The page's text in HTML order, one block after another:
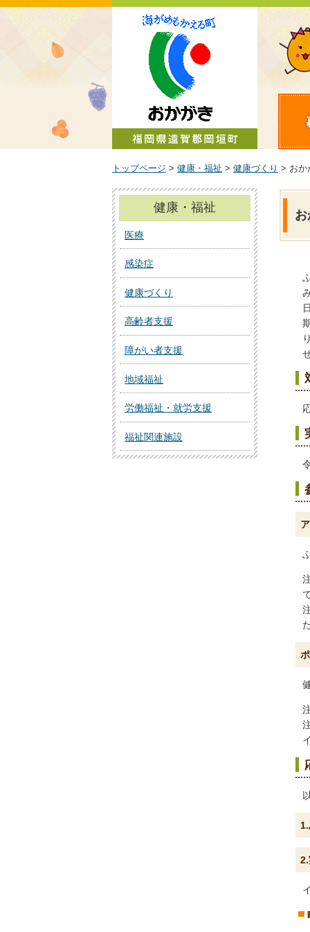
トップページ > 健康・福祉 > 健康づくり > おか
健康・福祉
医療
感染症
健康づくり
高齢者支援
障がい者支援
地域福祉
労働福祉・就労支援
福祉関連施設